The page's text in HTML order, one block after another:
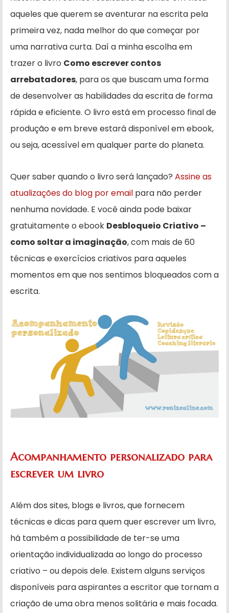
aqueles que querem se aventurar na escrita pela
primeira vez, nada melhor do que começar por
uma narrativa curta. Daí a minha escolha em
trazer o livro Como escrever contos
arrebatadores, para os que buscam uma forma
de desenvolver as habilidades da escrita de forma
rápida e eficiente. O livro está em processo final de
produção e em breve estará disponível em ebook,
ou seja, acessível em qualquer parte do planeta.
Quer saber quando o livro será lançado? Assine as
atualizações do blog por email para não perder
nenhuma novidade. E você ainda pode baixar
gratuitamente o ebook Desbloqueio Criativo –
como soltar a imaginação, com mais de 60
técnicas e exercícios criativos para aqueles
momentos em que nos sentimos bloqueados com a
escrita.
Acompanhamento personalizado para
escrever um livro
Além dos sites, blogs e livros, que fornecem
técnicas e dicas para quem quer escrever um livro,
há também a possibilidade de ter-se uma
orientação individualizada ao longo do processo
criativo – ou depois dele. Existem alguns serviços
disponíveis para aspirantes a escritor que tornam a
criação de uma obra menos solitária e mais focada.